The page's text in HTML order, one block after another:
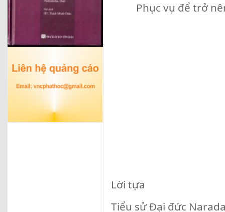
Phục vụ để trở nên
Lời tựa
Tiểu sử Đại đức